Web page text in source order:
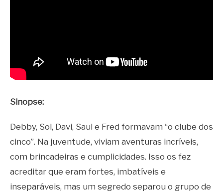
Sinopse:
Debby, Sol, Davi, Saul e Fred formavam “o clube dos
cinco”. Na juventude, viviam aventuras incríveis,
com brincadeiras e cumplicidades. Isso os fez
acreditar que eram fortes, imbatíveis e
inseparáveis, mas um segredo separou o grupo de